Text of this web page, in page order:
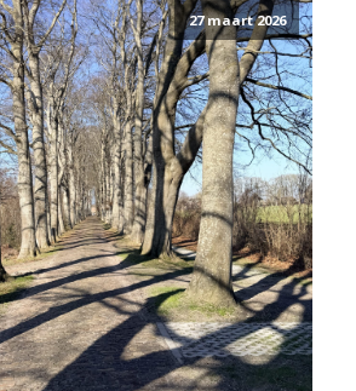
27 maart 2026